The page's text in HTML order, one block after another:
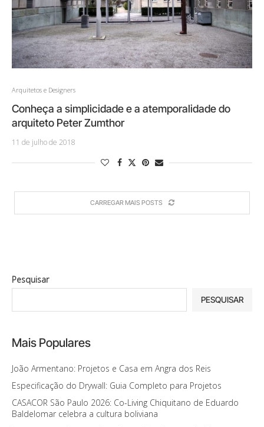
Arquitetos e Designers
Conheça a simplicidade e a atemporalidade do
arquiteto Peter Zumthor
11 de julho de 2018
CARREGAR MAIS POSTS
Pesquisar
PESQUISAR
Mais Populares
João Armentano: Projetos e Casa em Angra dos Reis
Especificação do Drywall: Guia Completo para Projetos
CASACOR São Paulo 2026: Co-Living Chiquitano de Eduardo
Baldelomar celebra a cultura boliviana